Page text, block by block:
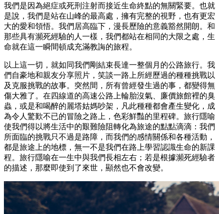
我們是因為絕症或死刑注射而接近生命終點的無關緊要。也就
是說，我們是站在山峰的最高處，擁有完整的視野，也有更宏
大的愛和領悟。我們居高臨下，漫長歷險的意義豁然開朗。和
那些具有瀕死經驗的人一樣，我們都站在相同的大限之處，生
命就在這一瞬間頓成充滿教誨的旅程。
以上這一切，就如同我們剛結束長達一整個月的公路旅行。我
們自豪地和親友分享照片，笑談一路上所經歷過的種種挑戰以
及克服挑戰的故事。突然間，所有曾經發生過的事，都變得無
傷大雅了。在四線道的高速公路上輪胎沒氣、廉價旅館裡的臭
蟲，或是和喝醉的麗塔姑媽吵架，凡此種種都會產生變化，成
為令人驚歎不已的冒險之路上，色彩鮮豔的里程碑。旅行隱喻
使我們得以將生活中的艱難險阻轉化為旅途的點點滴滴：我們
所面臨的挑戰只不過是路障，而我們的感情關係和各種活動，
都是旅途上的地標，無一不是我們在路上學習認識生命的新課
程。旅行隱喻在一生中與我們長相左右；若是根據瀕死經驗者
的描述，那麼即使到了來世，顯然也不會改變。